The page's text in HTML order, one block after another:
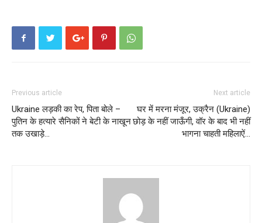
Previous article
Ukraine लड़की का रेप, पिता बोले –
पुतिन के हत्यारे सैनिकों ने बेटी के नाखून
तक उखाड़े…
Next article
घर में मरना मंजूर, उक्रैन (Ukraine)
छोड़ के नहीं जाऊँगी, वॉर के बाद भी नहीं
भागना चाहती महिलाऐं…